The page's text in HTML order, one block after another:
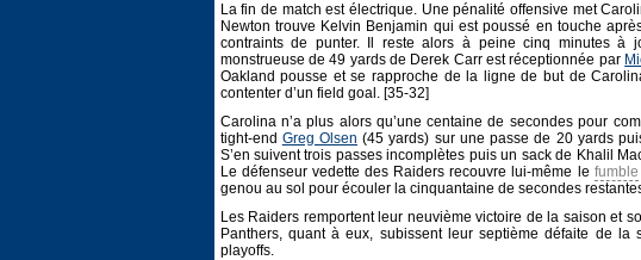
La fin de match est électrique. Une pénalité offensive met
Newton trouve Kelvin Benjamin qui est poussé en touche
contraints de punter. Il reste alors à peine cinq minutes à
monstrueuse de 49 yards de Derek Carr est réceptionnée par
Oakland pousse et se rapproche de la ligne de but de
contenter d’un field goal. [35-32]
Carolina n’a plus alors qu’une centaine de secondes pour
tight-end Greg Olsen (45 yards) sur une passe de 20 yards
S’en suivent trois passes incomplètes puis un sack de Khalil
Le défenseur vedette des Raiders recouvre lui-même le fumble
genou au sol pour écouler la cinquantaine de secondes
Les Raiders remportent leur neuvième victoire de la saison et
Panthers, quant à eux, subissent leur septième défaite de la
playoffs.